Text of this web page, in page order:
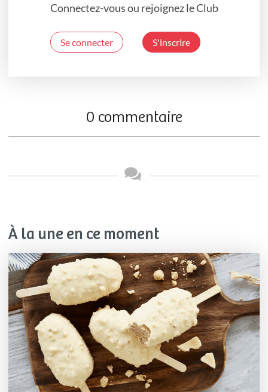
Connectez-vous ou rejoignez le Club
Se connecter S'inscrire
0 commentaire
À la une en ce moment